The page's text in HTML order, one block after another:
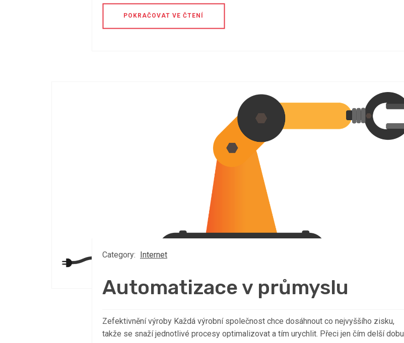
POKRAČOVAT VE ČTENÍ
Category: Internet
Automatizace v průmyslu
Zefektivnění výroby Každá výrobní společnost chce dosáhnout co nejvyššího zisku,
takže se snaží jednotlivé procesy optimalizovat a tím urychlit. Přeci jen čím delší dobu